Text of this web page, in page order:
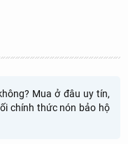
Mua ở đâu uy tín,
chính thức nón bảo hộ